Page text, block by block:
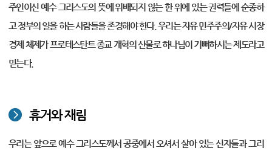
주인이신 예수 그리스도의 뜻에 위배되지 않는 한 위에 있는 권력들에 순종하
고 정부의 일을 하는 사람들을 존경해야 한다. 우리는 자유 민주주의/자유 시장
경제 체제가 프로테스탄트 종교 개혁의 산물로 하나님이 기뻐하시는 제도라고
믿는다.
휴거와 재림
우리는 앞으로 예수 그리스도께서 공중에서 오셔서 살아 있는 신자들과 그리